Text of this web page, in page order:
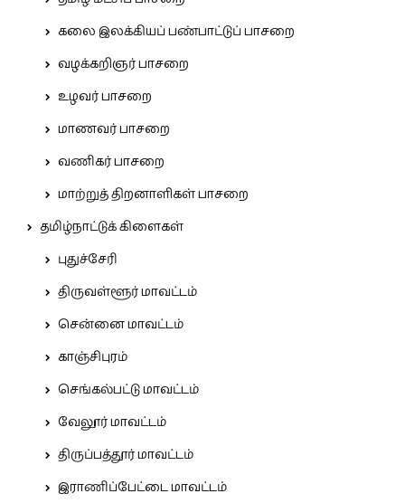
கலை இலக்கியப் பண்பாட்டுப் பாசறை
வழக்கறிஞர் பாசறை
உழவர் பாசறை
மாணவர் பாசறை
வணிகர் பாசறை
மாற்றுத் திறனாளிகள் பாசறை
தமிழ்நாட்டுக் கிளைகள்
புதுச்சேரி
திருவள்ளூர் மாவட்டம்
சென்னை மாவட்டம்
காஞ்சிபுரம்
செங்கல்பட்டு மாவட்டம்
வேலூர் மாவட்டம்
திருப்பத்தூர் மாவட்டம்
இராணிப்பேட்டை மாவட்டம்